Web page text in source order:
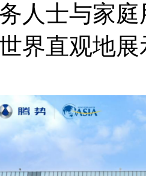
人士与家
界直观地